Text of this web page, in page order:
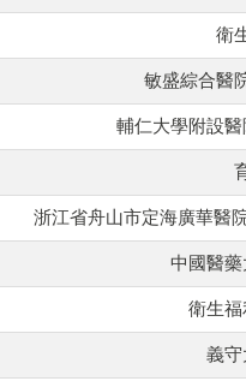
衛
敏盛綜合醫
輔仁大學附設
浙江省舟山市定海廣華醫
中國醫
衛生
義守